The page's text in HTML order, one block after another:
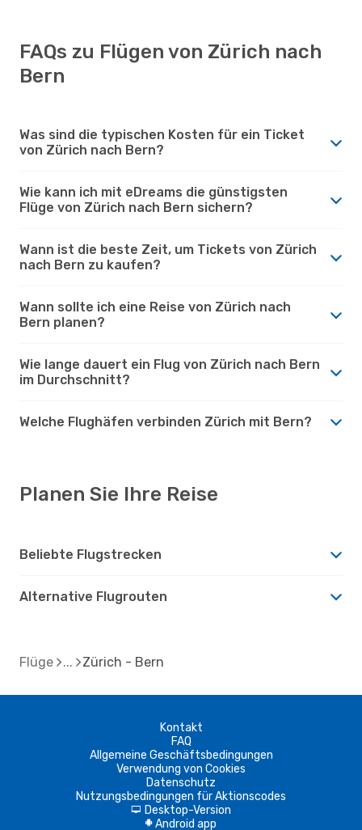
FAQs zu Flügen von Zürich nach
Bern
Was sind die typischen Kosten für ein Ticket
von Zürich nach Bern?
Wie kann ich mit eDreams die günstigsten
Flüge von Zürich nach Bern sichern?
Wann ist die beste Zeit, um Tickets von Zürich
nach Bern zu kaufen?
Wann sollte ich eine Reise von Zürich nach
Bern planen?
Wie lange dauert ein Flug von Zürich nach Bern
im Durchschnitt?
Welche Flughäfen verbinden Zürich mit Bern?
Planen Sie Ihre Reise
Beliebte Flugstrecken
Alternative Flugrouten
Flüge Zürich - Bern
Kontakt
FAQ
Allgemeine Geschäftsbedingungen
Verwendung von Cookies
Datenschutz
Nutzungsbedingungen für Aktionscodes
d Desktop-Version
A Android app